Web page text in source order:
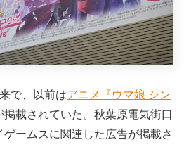
で、以前はアニメ『ウマ娘 シン
掲載されていた。秋葉原電気街口
ームスに関連した広告が掲載さ